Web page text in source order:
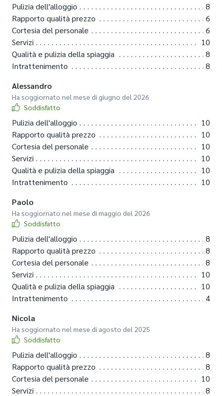
Pulizia dell'alloggio
8
Rapporto qualità prezzo
6
Cortesia del personale
6
Servizi
10
Qualità e pulizia della spiaggia
8
Intrattenimento
8
Alessandro
Ha soggiornato nel mese di giugno del 2026
Soddisfatto
Pulizia dell'alloggio
10
Rapporto qualità prezzo
10
Cortesia del personale
10
Servizi
10
Qualità e pulizia della spiaggia
10
Intrattenimento
10
Paolo
Ha soggiornato nel mese di maggio del 2026
Soddisfatto
Pulizia dell'alloggio
8
Rapporto qualità prezzo
8
Cortesia del personale
8
Servizi
10
Qualità e pulizia della spiaggia
10
Intrattenimento
4
Nicola
Ha soggiornato nel mese di agosto del 2025
Soddisfatto
Pulizia dell'alloggio
8
Rapporto qualità prezzo
8
Cortesia del personale
10
Servizi
8